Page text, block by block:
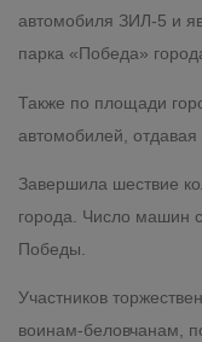
автомобиля ЗИЛ-5 и
парка «Победа»
Также по площади
автомобилей,
Завершила шествие
города. Число машин
Победы.
Участников
воинам-беловчанам,